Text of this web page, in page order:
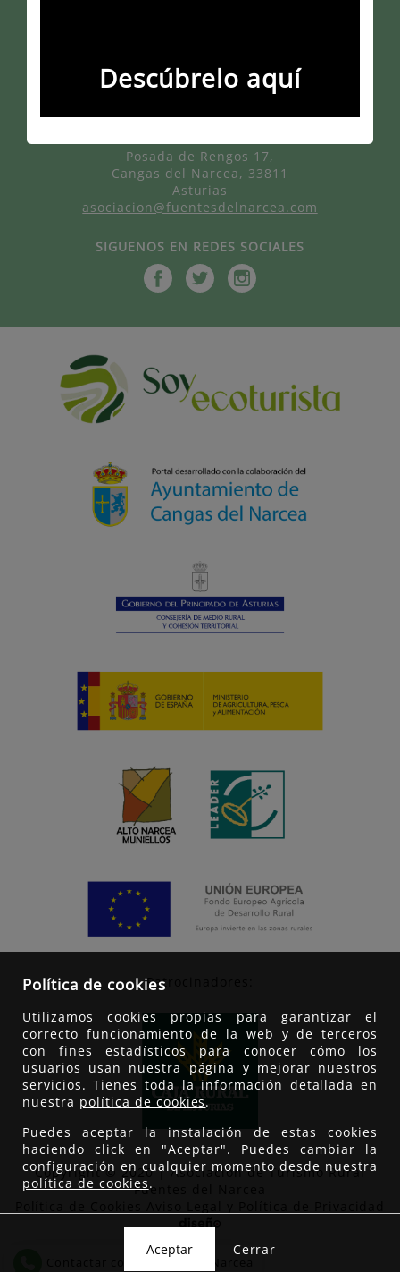
Descúbrelo aquí
Contactar con Fuentes del Narcea
Posada de Rengos 17,
Cangas del Narcea, 33811
Asturias
asociacion@fuentesdelnarcea.com
SIGUENOS EN REDES SOCIALES
Patrocinadores:
Copyright © 2020 | Asociación de Turismo Rural
Fuentes del Narcea
Política de cookies
Utilizamos cookies propias para garantizar el
correcto funcionamiento de la web y de terceros
con fines estadísticos para conocer cómo los
usuarios usan nuestra página y mejorar nuestros
servicios. Tienes toda la información detallada en
nuestra política de cookies.
Puedes aceptar la instalación de estas cookies
haciendo click en "Aceptar". Puedes cambiar la
configuración en cualquier momento desde nuestra
política de cookies.
Cerrar